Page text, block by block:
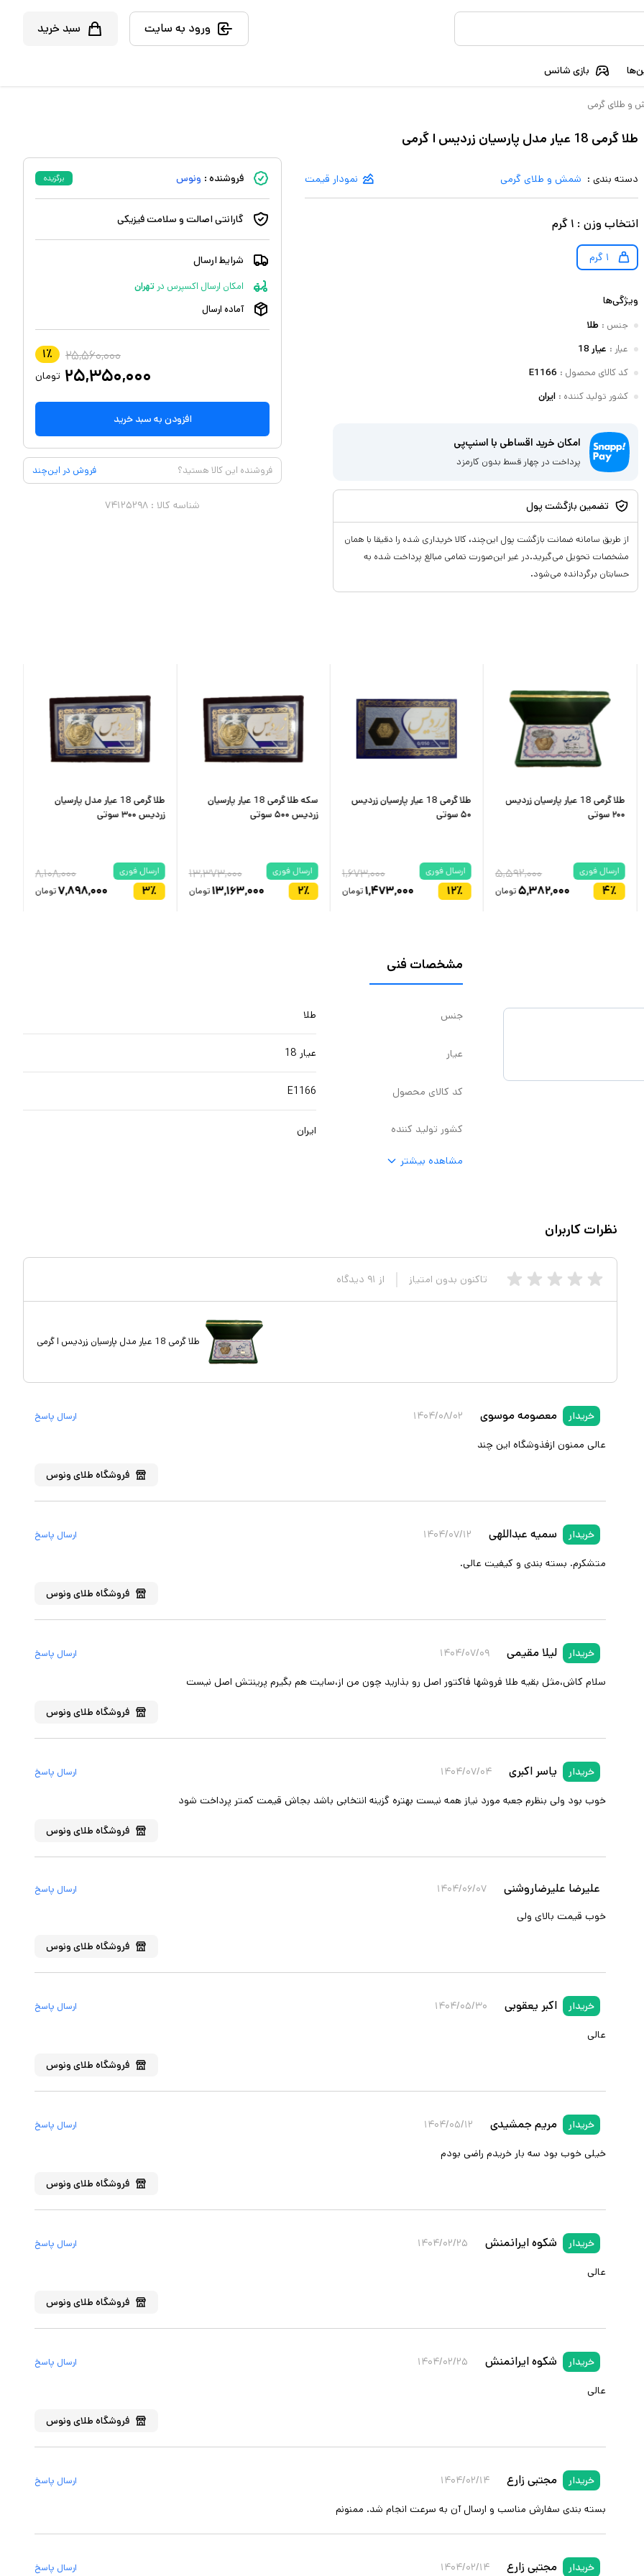
ورود به سایت سبد خرید
بازی شانس
و طلای گرمی
طلا گرمی 18 عیار مدل پارسیان زردیس ا گرمی
دسته بندی : شمش و طلای گرمی نمودار قیمت
انتخابوزن : ۱ گرم
۱ گرم
ویژگی‌ها
جنس : طلا
عیار : عیار 18
کد کالای محصول :
E1166
کشور تولید کننده : ایران
امکان خرید اقساطی با اسنپ‌پی
پرداخت در چهار قسط بدون کارمزد
تضمین بازگشت پول
از طریق سامانه ضمانت بازگشت پول این‌چند، کالا خریداری شده را دقیقا با همان
مشخصات تحویل می‌گیرید.در غیر این‌صورت تمامی مبالغ پرداخت شده به
حسابتان برگردانده می‌شود.
فروشنده : ونوس برگزیده
گارانتی اصالت و سلامت فیزیکی
شرایط ارسال
امکان ارسال اکسپرس در تهران
آماده ارسال
۲۵,۵۶۰,۰۰۰ ۱٪
۲۵,۳۵۰,۰۰۰ تومان
افزودن به سبد خرید
فروشنده این کالا هستید؟ فروش در این‌چند
شناسه کالا : ۷۴۱۲۵۲۹۸
طلا گرمی 18 عیار پارسیان زردیس
۲۰۰ سوتی
ارسال فوری
۴٪
۵,۵۹۲,۰۰۰
۵,۳۸۲,۰۰۰تومان
طلا گرمی 18 عیار پارسیان زردیس
۵۰ سوتی
ارسال فوری
۱۲٪
۱,۶۷۳,۰۰۰
۱,۴۷۳,۰۰۰تومان
سکه طلا گرمی 18 عیار پارسیان
زردیس ۵۰۰ سوتی
ارسال فوری
۲٪
۱۳,۳۷۳,۰۰۰
۱۳,۱۶۳,۰۰۰تومان
طلا گرمی 18 عیار مدل پارسیان
زردیس ۳۰۰ سوتی
ارسال فوری
۳٪
۸,۱۰۸,۰۰۰
۷,۸۹۸,۰۰۰تومان
مشخصات فنی
جنس طلا
عیار عیار 18
کد کالای محصول E1166
کشور تولید کننده ایران
مشاهده بیشتر
نظرات کاربران
تاکنون بدون امتیاز از ۹۱ دیدگاه
طلا گرمی 18 عیار مدل پارسیان زردیس ا گرمی
خریدار معصومه موسوی ۱۴۰۴/۰۸/۰۲ ارسال پاسخ
عالی ممنون ازفذوشگاه این چند
فروشگاه طلای ونوس
خریدار سمیه عبداللهی ۱۴۰۴/۰۷/۱۲ ارسال پاسخ
متشکرم. بسته بندی و کیفیت عالی.
فروشگاه طلای ونوس
خریدار لیلا مقیمی ۱۴۰۴/۰۷/۰۹ ارسال پاسخ
سلام کاش،مثل بقیه طلا فروشها فاکتور اصل رو بذارید چون من از،سایت هم بگیرم پرینتش اصل نیست
فروشگاه طلای ونوس
خریدار یاسر اکبری ۱۴۰۴/۰۷/۰۴ ارسال پاسخ
خوب بود ولی بنظرم جعبه مورد نیاز همه نیست بهتره گزینه انتخابی باشد بجاش قیمت کمتر پرداخت شود
فروشگاه طلای ونوس
علیرضا علیرضاروشنی ۱۴۰۴/۰۶/۰۷ ارسال پاسخ
خوب قیمت بالای ولی
فروشگاه طلای ونوس
خریدار اکبر یعقوبی ۱۴۰۴/۰۵/۳۰ ارسال پاسخ
عالی
فروشگاه طلای ونوس
خریدار مریم جمشیدی ۱۴۰۴/۰۵/۱۲ ارسال پاسخ
خیلی خوب بود سه بار خریدم راضی بودم
فروشگاه طلای ونوس
خریدار شکوه ایرانمنش ۱۴۰۴/۰۲/۲۵ ارسال پاسخ
عالی
فروشگاه طلای ونوس
خریدار شکوه ایرانمنش ۱۴۰۴/۰۲/۲۵ ارسال پاسخ
عالی
فروشگاه طلای ونوس
خریدار مجتبی زارع ۱۴۰۴/۰۲/۱۴ ارسال پاسخ
بسته بندی سفارش مناسب و ارسال آن به سرعت انجام شد. ممنونم
خریدار مجتبی زارع ۱۴۰۴/۰۲/۱۴ ارسال پاسخ